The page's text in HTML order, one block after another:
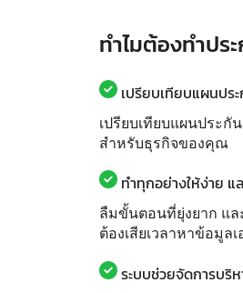
ทำไมต้องทำปร
เปรียบเทียบแผนปร
เปรียบเทียบแผนประ
สำหรับธุรกิจของคุณ
ทำทุกอย่างให้ง่าย แ
ลืมขั้นตอนที่ยุ่งยาก แล
ต้องเสียเวลาหาข้อมูลเ
ระบบช่วยจัดการบริ